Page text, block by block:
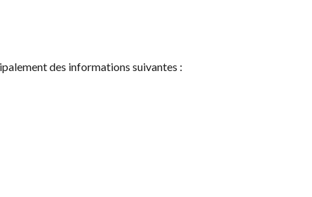
des informations suivantes :